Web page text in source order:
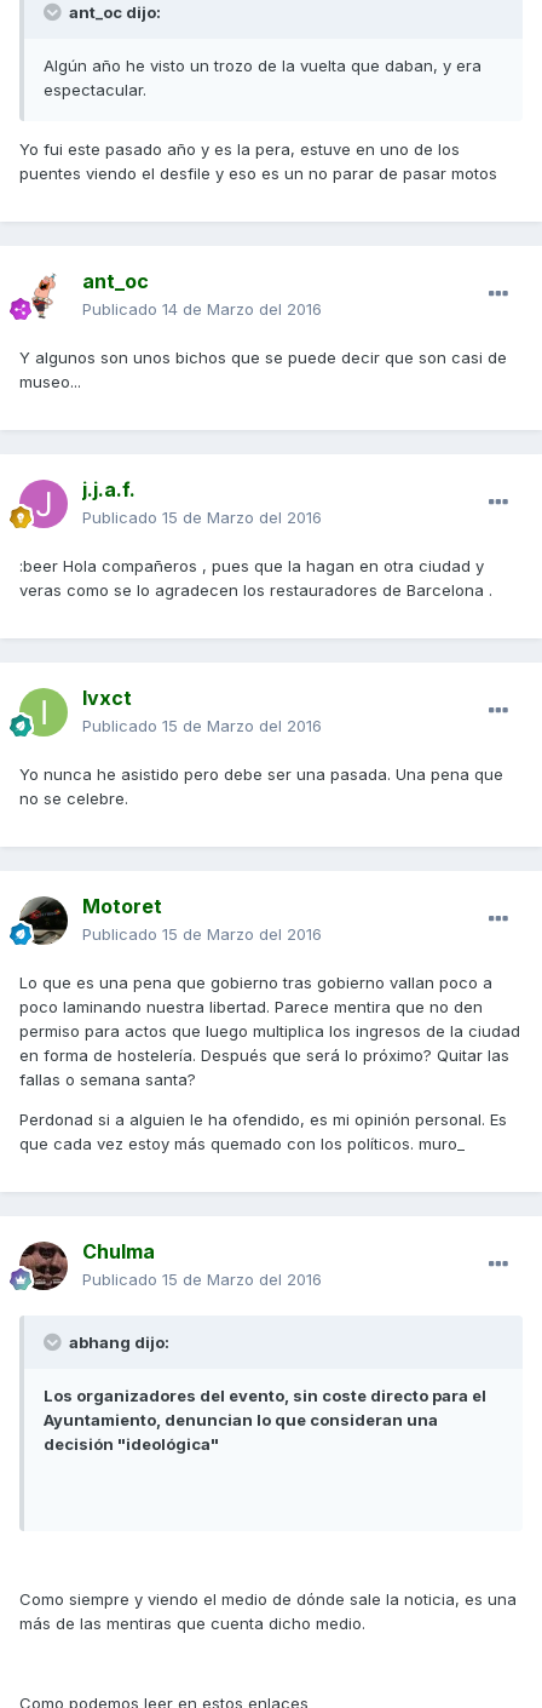
ant_oc dijo:
Algún año he visto un trozo de la vuelta que daban, y era
espectacular.
Yo fui este pasado año y es la pera, estuve en uno de los
puentes viendo el desfile y eso es un no parar de pasar motos
ant_oc
Publicado 14 de Marzo del 2016
Y algunos son unos bichos que se puede decir que son casi de
museo...
j.j.a.f.
Publicado 15 de Marzo del 2016
:beer Hola compañeros , pues que la hagan en otra ciudad y
veras como se lo agradecen los restauradores de Barcelona .
Ivxct
Publicado 15 de Marzo del 2016
Yo nunca he asistido pero debe ser una pasada. Una pena que
no se celebre.
Motoret
Publicado 15 de Marzo del 2016
Lo que es una pena que gobierno tras gobierno vallan poco a
poco laminando nuestra libertad. Parece mentira que no den
permiso para actos que luego multiplica los ingresos de la ciudad
en forma de hostelería. Después que será lo próximo? Quitar las
fallas o semana santa?
Perdonad si a alguien le ha ofendido, es mi opinión personal. Es
que cada vez estoy más quemado con los políticos. muro_
Chulma
Publicado 15 de Marzo del 2016
abhang dijo:
Los organizadores del evento, sin coste directo para el
Ayuntamiento, denuncian lo que consideran una
decisión "ideológica"
Como siempre y viendo el medio de dónde sale la noticia, es una
más de las mentiras que cuenta dicho medio.
Como podemos leer en estos enlaces